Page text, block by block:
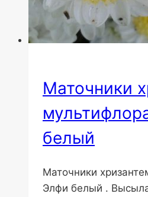
Маточники
белый
Маточники
Элфи белый .